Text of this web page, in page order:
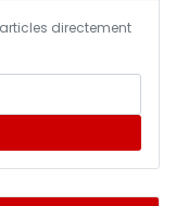
directement